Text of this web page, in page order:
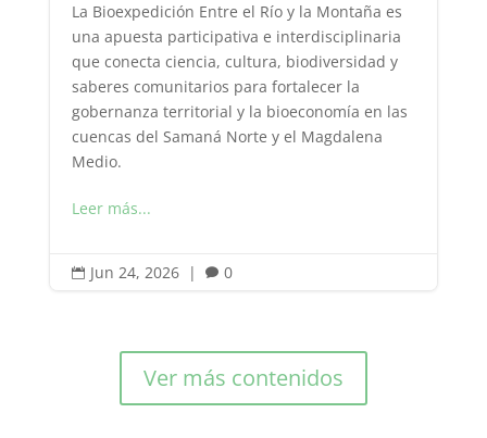
La Bioexpedición Entre el Río y la Montaña es
una apuesta participativa e interdisciplinaria
que conecta ciencia, cultura, biodiversidad y
saberes comunitarios para fortalecer la
gobernanza territorial y la bioeconomía en las
cuencas del Samaná Norte y el Magdalena
Medio.
Leer más...
 Jun 24, 2026 |  0
Ver más contenidos